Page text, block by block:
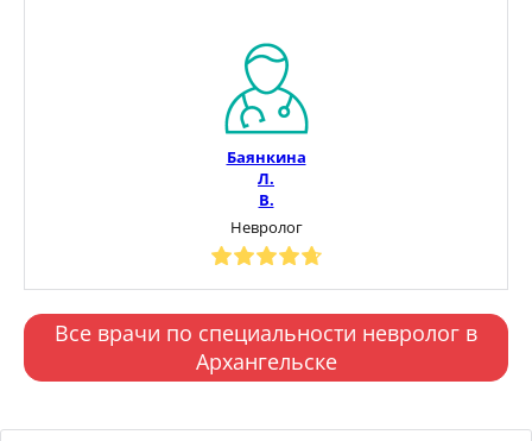
Баянкина
Л.
В.
Невролог
Все врачи по специальности невролог в
Архангельске